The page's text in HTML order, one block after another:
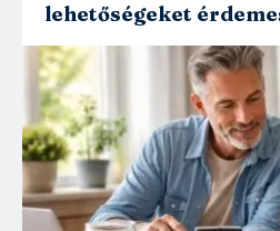
lehetőségeket